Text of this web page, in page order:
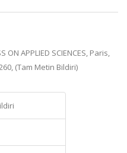
ON APPLIED SCIENCES, Paris,
(Tam Metin Bildiri)